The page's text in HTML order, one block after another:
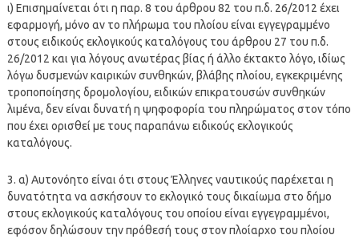
ι) Επισημαίνεται ότι η παρ. 8 του άρθρου 82 του π.δ. 26/2012 έχει
εφαρμογή, μόνο αν το πλήρωμα του πλοίου είναι εγγεγραμμένο
στους ειδικούς εκλογικούς καταλόγους του άρθρου 27 του π.δ.
26/2012 και για λόγους ανωτέρας βίας ή άλλο έκτακτο λόγο, ιδίως
λόγω δυσμενών καιρικών συνθηκών, βλάβης πλοίου, εγκεκριμένης
τροποποίησης δρομολογίου, ειδικών επικρατουσών συνθηκών
λιμένα, δεν είναι δυνατή η ψηφοφορία του πληρώματος στον τόπο
που έχει ορισθεί με τους παραπάνω ειδικούς εκλογικούς
καταλόγους.
3. α) Αυτονόητο είναι ότι στους Έλληνες ναυτικούς παρέχεται η
δυνατότητα να ασκήσουν το εκλογικό τους δικαίωμα στο δήμο
στους εκλογικούς καταλόγους του οποίου είναι εγγεγραμμένοι,
εφόσον δηλώσουν την πρόθεσή τους στον πλοίαρχο του πλοίου